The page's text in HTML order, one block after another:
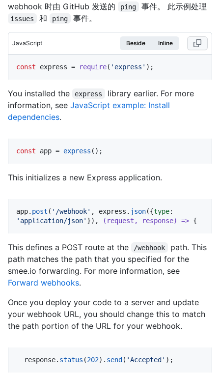
webhook 时由 GitHub 发送的
ping 事件。 此示例处理
issues 和 ping 事件。
JavaScript Beside Inline
const express = require( 'express' );
You installed the express
library earlier. For more
information, see JavaScript example: Install
dependencies.
const app = express ();
This initializes a new Express application.
app. post ( '/webhook' , express. json({type
'application/json' }), ( request, response) => {
This defines a POST route at the /webhook
path. This
path matches the path that you specified for the
smee.io forwarding. For more information, see
Forward webhooks.
Once you deploy your code to a server and update
your webhook URL, you should change this to match
the path portion of the URL for your webhook.
  response.
status (202). send( 'Accepted' );